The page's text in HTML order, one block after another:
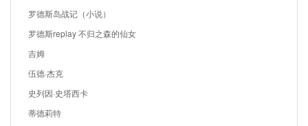
罗德斯岛战记（小说）
罗德斯replay 不归之森的仙女
吉姆
伍德·杰克
史列因·史塔西卡
蒂德莉特